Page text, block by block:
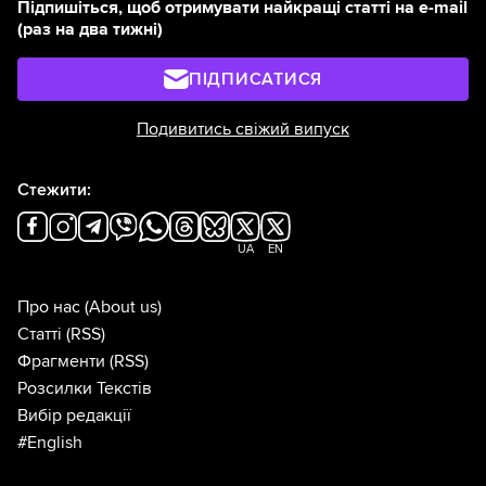
Підпишіться, щоб отримувати найкращі статті на e-mail
(раз на два тижні)
ПІДПИСАТИСЯ
Подивитись свіжий випуск
Стежити:
UA EN
Про нас (About us)
Статті (RSS)
Фрагменти (RSS)
Розсилки Текстів
Вибір редакції
#English